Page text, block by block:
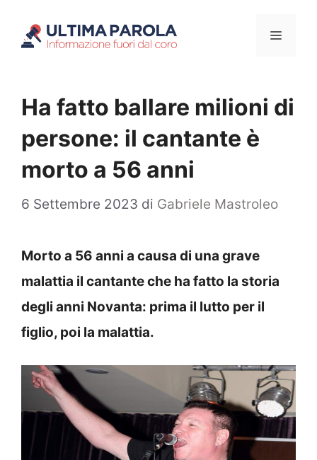
Menu
Ha fatto ballare milioni di
persone: il cantante è
morto a 56 anni
6 Settembre 2023 di Gabriele Mastroleo
Morto a 56 anni a causa di una grave
malattia il cantante che ha fatto la storia
degli anni Novanta: prima il lutto per il
figlio, poi la malattia.